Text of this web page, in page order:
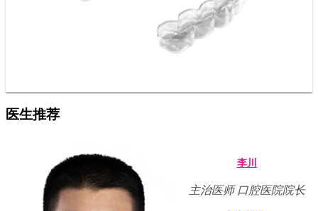
医生推荐
李川
主治医师 口腔医院院长